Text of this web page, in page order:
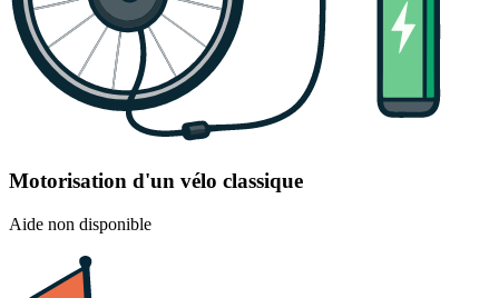
Motorisation d'un vélo classique
Aide non disponible